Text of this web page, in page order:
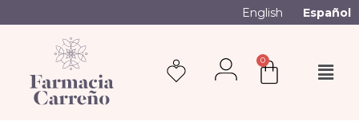
English Español
0